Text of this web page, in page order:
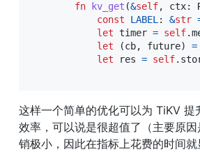
fn
kv_get (&self, ctx:
const
LABEL: &str
let timer = self.
let
(cb, future) =
let res = self.
这样一个简单的优化可以为 TiKV
效率，可以说是很超值了（主要原
销极小，因此在指标上花费的时间